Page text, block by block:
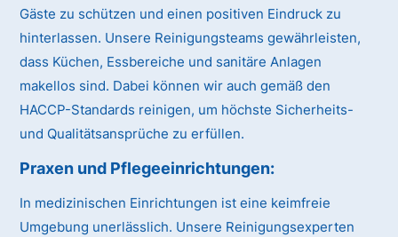
Gäste zu schützen und einen positiven Eindruck zu
hinterlassen. Unsere Reinigungsteams gewährleisten,
dass Küchen, Essbereiche und sanitäre Anlagen
makellos sind. Dabei können wir auch gemäß den
HACCP-Standards reinigen, um höchste Sicherheits-
und Qualitätsansprüche zu erfüllen.
Praxen und Pflegeeinrichtungen:
In medizinischen Einrichtungen ist eine keimfreie
Umgebung unerlässlich. Unsere Reinigungsexperten